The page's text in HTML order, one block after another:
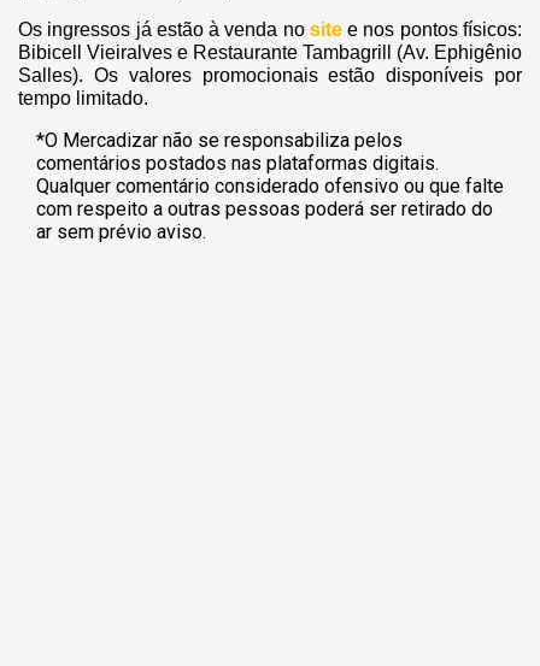
Os ingressos já estão à venda no sitee nos pontos físicos:
Bibicell Vieiralves e Restaurante Tambagrill (Av. Ephigênio
Salles). Os valores promocionais estão disponíveis por
tempo limitado.
*O Mercadizar não se responsabiliza pelos
comentários postados nas plataformas digitais.
Qualquer comentário considerado ofensivo ou que falte
com respeito a outras pessoas poderá ser retirado do
ar sem prévio aviso.